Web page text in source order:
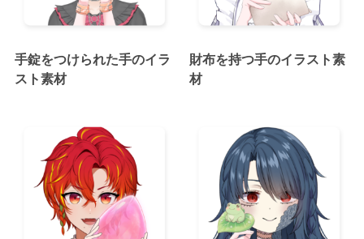
手錠をつけられた手のイラ
スト素材
財布を持つ手のイラスト素
材